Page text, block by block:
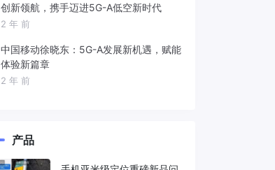
创新领航，携手迈进5G-A低空新时代
2 年 前
中国移动徐晓东：5G-A发展新机遇，赋能
体验新篇章
2 年 前
产品